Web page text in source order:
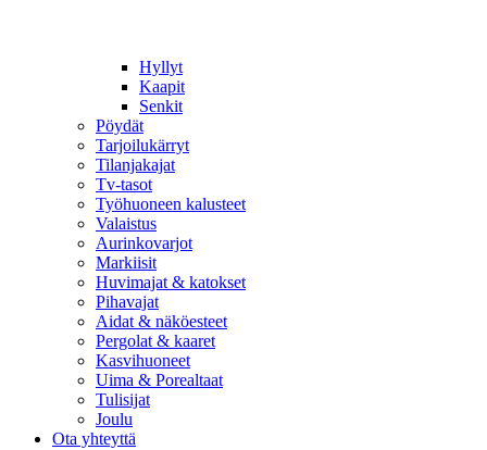
Hyllyt
Kaapit
Senkit
Pöydät
Tarjoilukärryt
Tilanjakajat
Tv-tasot
Työhuoneen kalusteet
Valaistus
Aurinkovarjot
Markiisit
Huvimajat & katokset
Pihavajat
Aidat & näköesteet
Pergolat & kaaret
Kasvihuoneet
Uima & Porealtaat
Tulisijat
Joulu
Ota yhteyttä